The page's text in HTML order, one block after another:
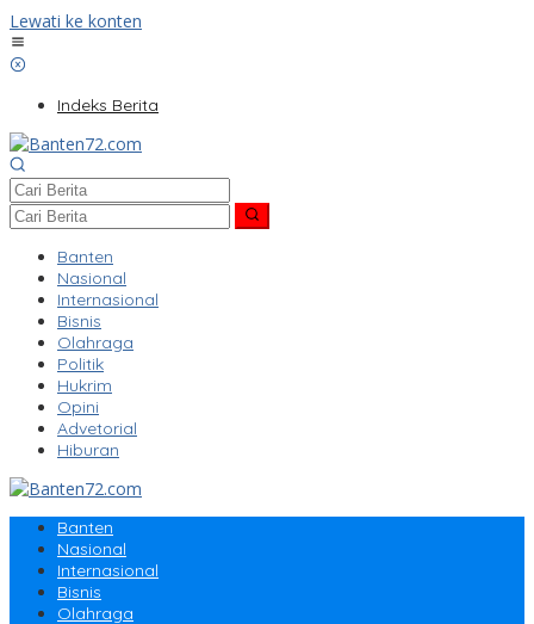
Lewati ke konten
Indeks Berita
Banten
Nasional
Internasional
Bisnis
Olahraga
Politik
Hukrim
Opini
Advetorial
Hiburan
Banten
Nasional
Internasional
Bisnis
Olahraga